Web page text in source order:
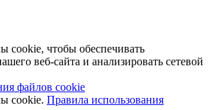
cookie, чтобы обеспечивать
веб-сайта и анализировать сетевой
файлов cookie
cookie. Правила использования